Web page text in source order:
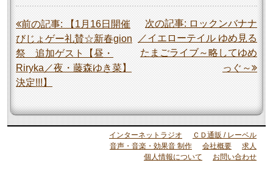
投
稿
ナ
ビ
ゲ
ー
前の記事: 【1月16日開催
びじょゲー礼賛☆新春gion
祭 追加ゲスト【昼・
Riryka／夜・藤森ゆき菜】
決定!!!】
次の記事: ロックンバナナ
／イエローテイル ゆめ見る
たまごライブ～略してゆめ
っぐ～
インターネットラジオ
ＣＤ通販 / レーベル
音声・音楽・効果音 制作
会社概要
求人
個人情報について
お問い合わせ